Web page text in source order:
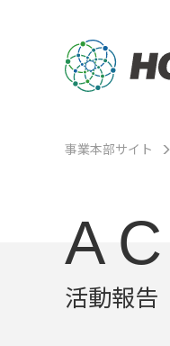
事業本部サイト
活動報告